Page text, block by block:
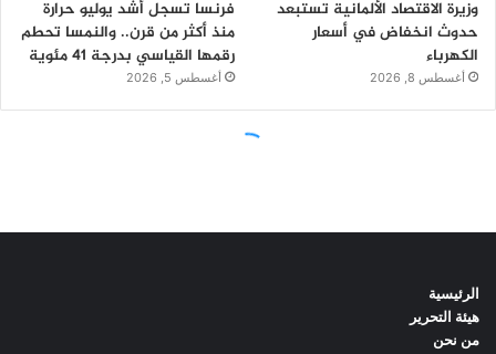
الرئيسية
هيئة التحرير
من نحن